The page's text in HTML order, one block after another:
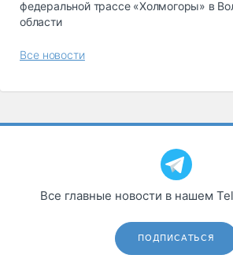
федеральной трассе «Холмогоры» в
области
Все новости
Все главные новости в нашем
ПОДПИСАТЬСЯ